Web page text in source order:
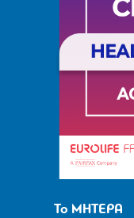
Το ΜΗΤΕΡΑ